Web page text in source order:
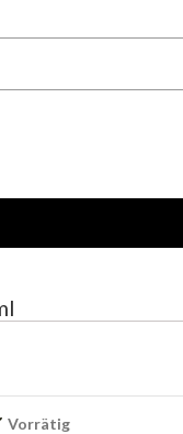
Vorrätig